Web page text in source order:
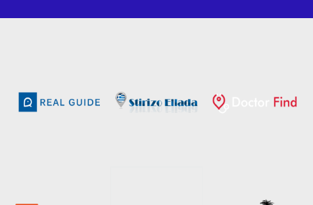
και στο θεσμικό πλαίσιο που τον προστατεύει ως